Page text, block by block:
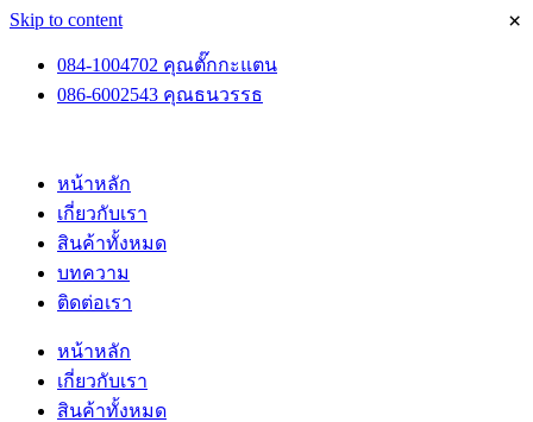
Skip to content
084-1004702 คุณตั๊กกะแตน
086-6002543 คุณธนวรรธ
หน้าหลัก
เกี่ยวกับเรา
สินค้าทั้งหมด
บทความ
ติดต่อเรา
หน้าหลัก
เกี่ยวกับเรา
สินค้าทั้งหมด
×